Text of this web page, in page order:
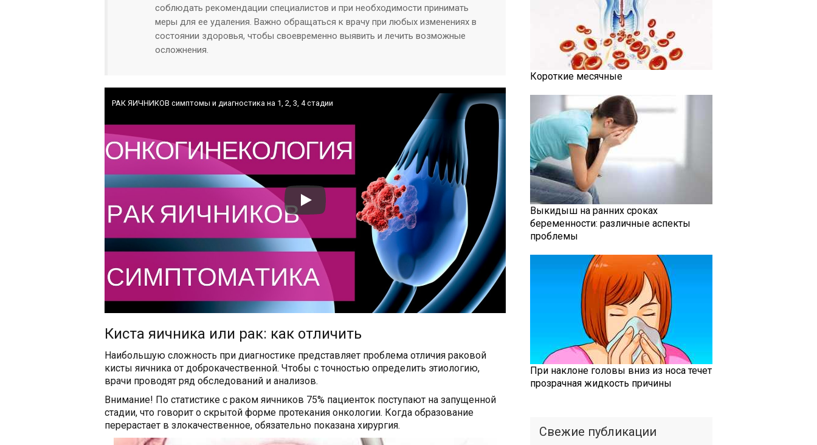
соблюдать рекомендации специалистов и при необходимости принимать
меры для ее удаления. Важно обращаться к врачу при любых изменениях в
состоянии здоровья, чтобы своевременно выявить и лечить возможные
осложнения.
РАК ЯИЧНИКОВ симптомы и диагностика на 1, 2, 3, 4 стадии
Киста яичника или рак: как отличить
Наибольшую сложность при диагностике представляет проблема отличия раковой
кисты яичника от доброкачественной. Чтобы с точностью определить этиологию,
врачи проводят ряд обследований и анализов.
Внимание! По статистике с раком яичников 75% пациенток поступают на запущенной
стадии, что говорит о скрытой форме протекания онкологии. Когда образование
перерастает в злокачественное, обязательно показана хирургия.
Короткие месячные
Выкидыш на ранних сроках
беременности: различные аспекты
проблемы
При наклоне головы вниз из носа течет
прозрачная жидкость причины
Свежие публикации